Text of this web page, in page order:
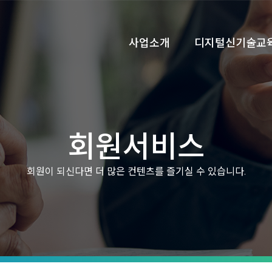
사업소개 디지털신기술교
회원서비스
회원이 되신다면 더 많은 컨텐츠를 즐기실 수 있습니다.